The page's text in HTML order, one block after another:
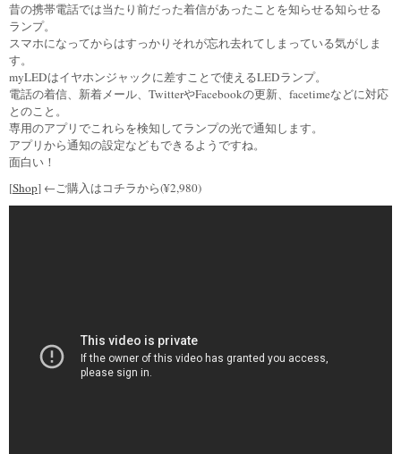
昔の携帯電話では当たり前だった着信があったことを知らせる知らせる
ランプ。
スマホになってからはすっかりそれが忘れ去れてしまっている気がしま
す。
myLEDはイヤホンジャックに差すことで使えるLEDランプ。
電話の着信、新着メール、TwitterやFacebookの更新、facetimeなどに対応
とのこと。
専用のアプリでこれらを検知してランプの光で通知します。
アプリから通知の設定などもできるようですね。
面白い！
[Shop] ←ご購入はコチラから(¥2,980)